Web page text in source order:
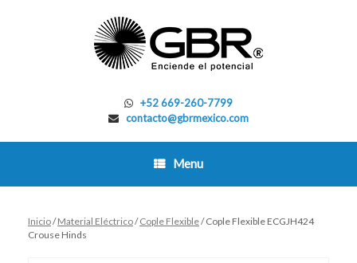
+52 669-260-7799
contacto@gbrmexico.com
Menu
Inicio/Material Eléctrico/Cople Flexible/ Cople Flexible ECGJH424
Crouse Hinds